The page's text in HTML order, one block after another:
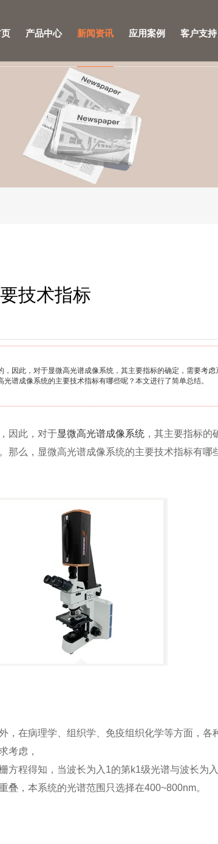
产品中心 新闻资讯 应用案例 客户支持
技术指标
因此，对于显微高光谱成像系统，其主要指标的确定，需要考虑
谱成像系统的主要技术指标有哪些呢？本文进行了简单总结。
因此，对于显微高光谱成像系统 ，其主要指标的
那么，显微高光谱成像系统的主要技术指标有哪
，在病理学、组织学、免疫组织化学等方面，各
考虑，
方程得知，当波长为入1的第k1级光谱与波长为
，本系统的光谱范围只选择在400~800nm。